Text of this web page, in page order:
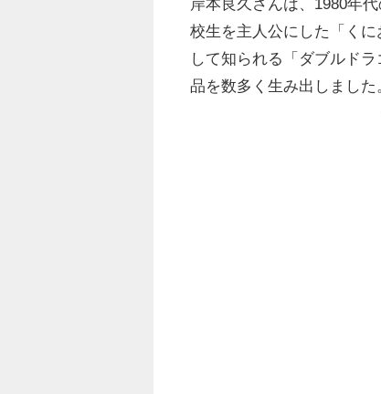
校生を主人公にした「く
して知られる「ダブルド
品を数多く生み出しました